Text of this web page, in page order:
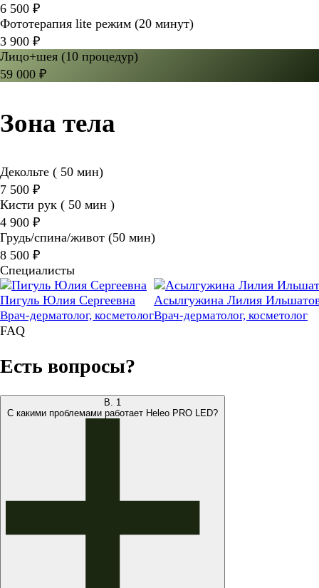
6 500 ₽
Фототерапия lite режим (20 минут)
3 900 ₽
Лицо+шея (10 процедур)
59 000 ₽
Зона тела
Декольте ( 50 мин)
7 500 ₽
Кисти рук ( 50 мин )
4 900 ₽
Грудь/спина/живот (50 мин)
8 500 ₽
Специалисты
Пигуль Юлия Сергеевна
Врач-дерматолог, косметолог
Асылгужина Лилия
Врач-дерматолог, косметолог
FAQ
Есть вопросы?
В. 1
С какими проблемами работает Heleo PRO LED?